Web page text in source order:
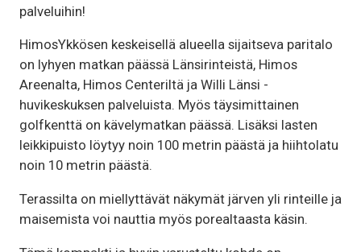
palveluihin!
HimosYkkösen keskeisellä alueella sijaitseva paritalo
on lyhyen matkan päässä Länsirinteistä, Himos
Areenalta, Himos Centeriltä ja Willi Länsi -
huvikeskuksen palveluista. Myös täysimittainen
golfkenttä on kävelymatkan päässä. Lisäksi lasten
leikkipuisto löytyy noin 100 metrin päästä ja hiihtolatu
noin 10 metrin päästä.
Terassilta on miellyttävät näkymät järven yli rinteille ja
maisemista voi nauttia myös porealtaasta käsin.